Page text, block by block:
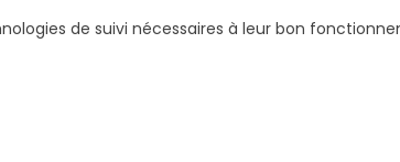
de suivi nécessaires à leur bon